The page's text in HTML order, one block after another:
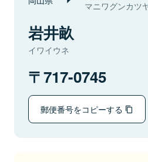
マニワグンカツ
岩井畝
イワイウネ
717-0745
郵便番号をコピーする